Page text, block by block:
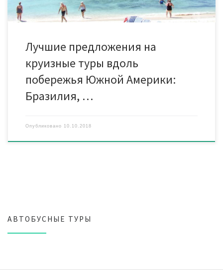
Лучшие предложения на
круизные туры вдоль
побережья Южной Америки:
Бразилия, …
Опубликовано 10.10.2018
АВТОБУСНЫЕ ТУРЫ